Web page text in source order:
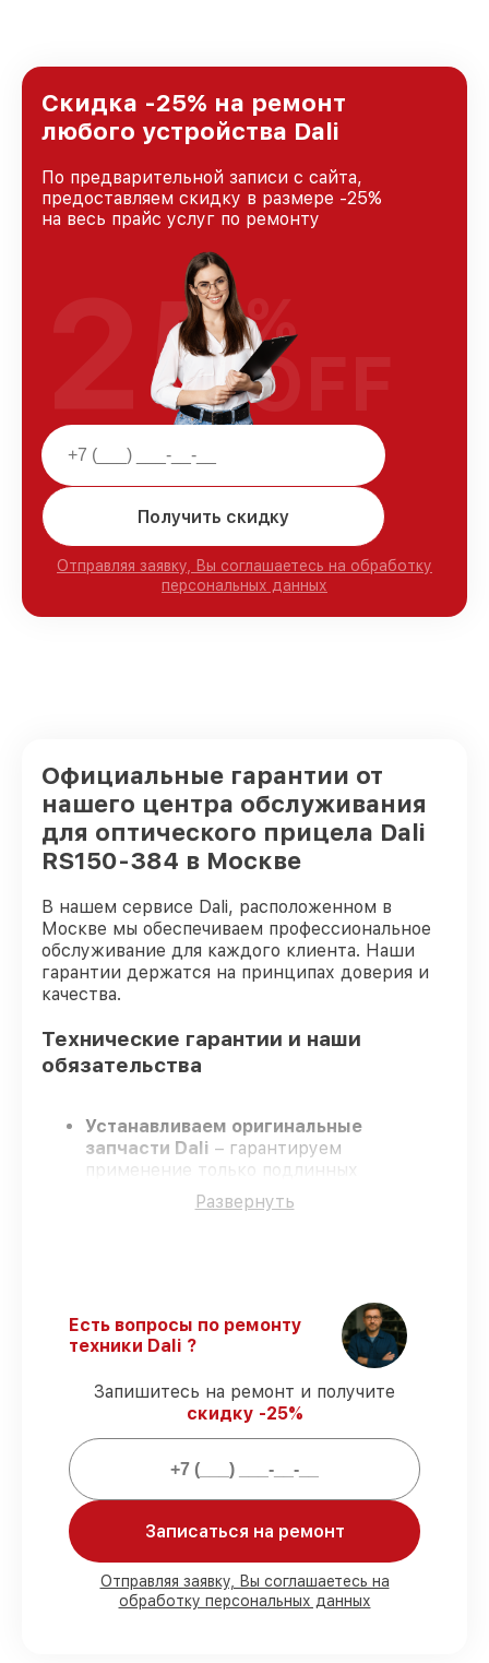
Скидка -25% на ремонт
любого устройства Dali
По предварительной записи с сайта,
предоставляем скидку в размере -25%
на весь прайс услуг по ремонту
Получить скидку
Отправляя заявку, Вы соглашаетесь на обработку
персональных данных
25%
OFF
Официальные гарантии от
нашего центра обслуживания
для оптического прицела Dali
RS150-384 в Москве
В нашем сервисе Dali, расположенном в
Москве мы обеспечиваем профессиональное
обслуживание для каждого клиента. Наши
гарантии держатся на принципах доверия и
качества.
Технические гарантии и наши
обязательства
Устанавливаем оригинальные
запчасти Dali – гарантируем
применение только подлинных
комплектующих.
Опытные специалисты
оговоренные сроки– ремонт
оптического прицела Dali RS150-384
Официальная гарантия– все все виды
ремонта защищены сервисной
Мы гарантируем:
80%
присутствии
90%комплектующих Dali есть в наличии
Развернуть
Есть вопросы по ремонту
техники Dali ?
Запишитесь на ремонт и получите
скидку -25%
Записаться на ремонт
Отправляя заявку, Вы соглашаетесь на
обработку персональных данных